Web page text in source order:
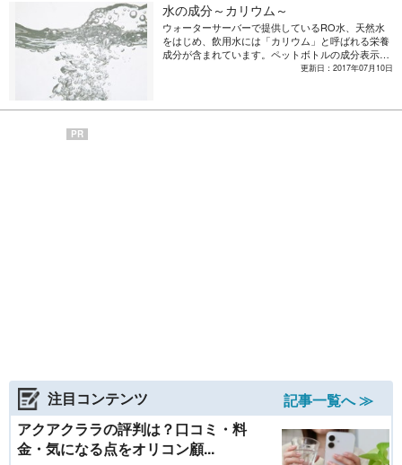
水の成分～カリウム～
ウォーターサーバーで提供しているRO水、天然水
をはじめ、飲用水には「カリウム」と呼ばれる栄養
成分が含まれています。ペットボトルの成分表示な
どで見かけたことがある方も多いのではないでしょ
でしょうか。
更新日：2017年07月10日
PR
注目コンテンツ
記事一覧へ ≫
アクアクララの評判は？口コミ・料
金・気になる点をオリコン顧...